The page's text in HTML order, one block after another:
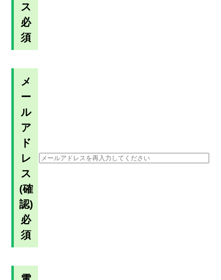
ス
必
須
メ
ー
ル
ア
ド
レ
ス
(確
認)
必
須